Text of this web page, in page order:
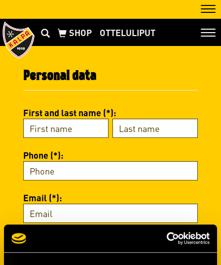
OTTELULIPUT
Personal data
First and last name (*):
Phone (*):
Email (*):
Password